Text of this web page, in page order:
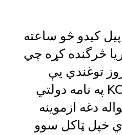
پیل کیدو څو ساعته
څرگنده کړه چي
توغندي یې
توغولي دي. د KCNA په نامه دولتي
دغه ازموينه
خپل ټاکل سوو